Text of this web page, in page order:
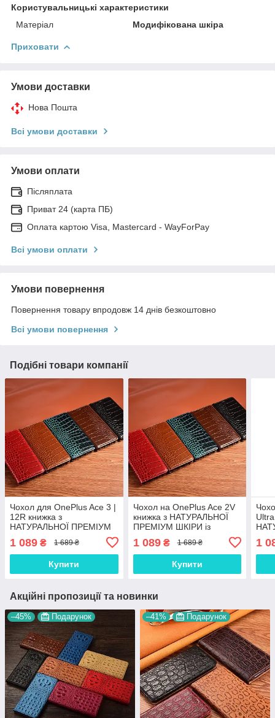
Користувальницькі характеристики
Матеріал
Модифікована шкіра
Приховати
Умови доставки
Нова Пошта
Всі умови доставки
Умови оплати
Післяплата
Приват 24 (карта ПБ)
Оплата картою Visa, Mastercard - WayForPay
Всі умови оплати
Умови повернення
Повернення товару впродовж 14 днів безкоштовно
Всі умови повернення
Подібні товари компанії
Чохол для OnePlus Ace 3 |
12R книжка з
НАТУРАЛЬНОЇ ПРЕМІУМ
протиударний магнітний
"CROCODILE"
1 089 ₴ 1 689 ₴
Купити
Чохол на OnePlus Ace 2V
книжка з НАТУРАЛЬНОЇ
ПРЕМІУМ ШКІРИ із
підставкою протиударний
магнітний "CROCODILE"
1 089₴ 1 689 ₴
Купити
1
Акційні пропозиції та новинки
–45% Подарунок –41% Подарунок